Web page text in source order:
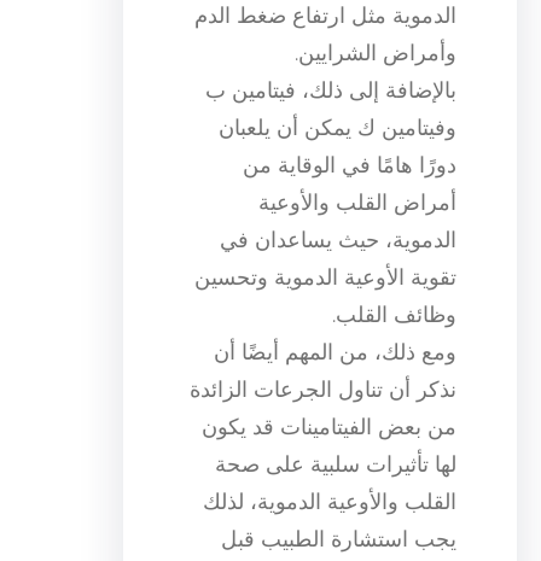
الدموية مثل ارتفاع ضغط الدم
وأمراض الشرايين.
بالإضافة إلى ذلك، فيتامين ب
وفيتامين ك يمكن أن يلعبان
دورًا هامًا في الوقاية من
أمراض القلب والأوعية
الدموية، حيث يساعدان في
تقوية الأوعية الدموية وتحسين
وظائف القلب.
ومع ذلك، من المهم أيضًا أن
نذكر أن تناول الجرعات الزائدة
من بعض الفيتامينات قد يكون
لها تأثيرات سلبية على صحة
القلب والأوعية الدموية، لذلك
يجب استشارة الطبيب قبل